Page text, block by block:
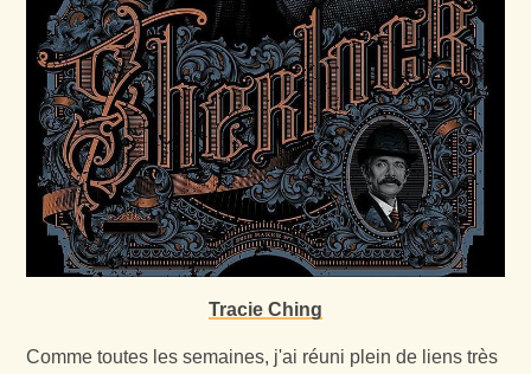
Tracie Ching
Comme toutes les semaines, j'ai réuni plein de liens très